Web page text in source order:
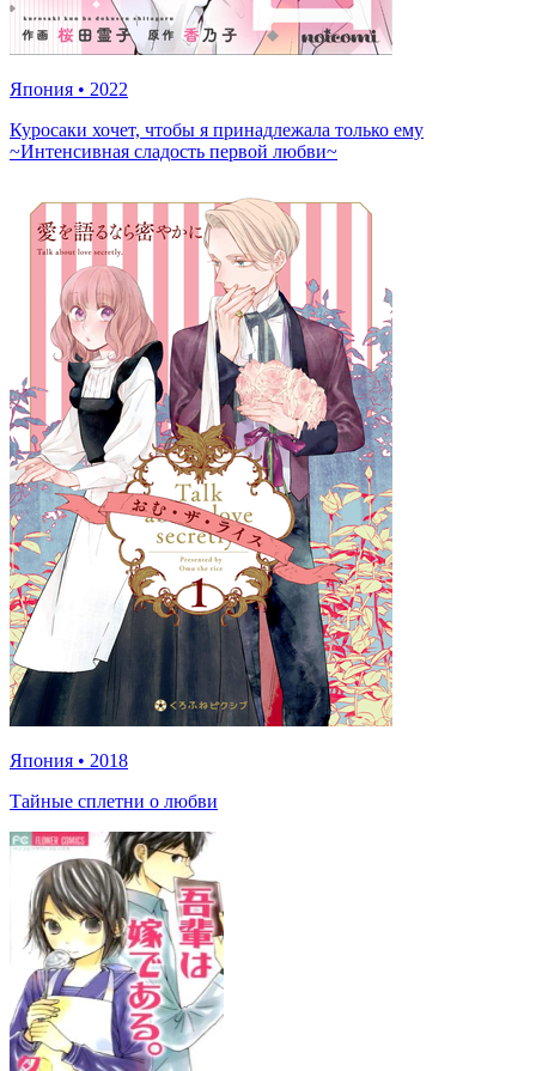
Япония • 2022
Куросаки хочет, чтобы я принадлежала только ему
~Интенсивная сладость первой любви~
Япония • 2018
Тайные сплетни о любви